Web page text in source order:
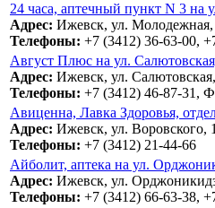
24 часа, аптечный пункт N 3 на
Адрес: Ижевск, ул. Молодежная,
Телефоны: +7 (3412) 36-63-00,
Август Плюс на ул.
Адрес: Ижевск, ул.
Телефоны: +7 (3412) 46-87-31,
Авиценна, Лавка Здоровья,
Адрес: Ижевск, ул. Воровского,
Телефоны: +7 (3412) 21-44-66
Айболит, аптека на ул.
Адрес: Ижевск, ул.
Телефоны: +7 (3412) 66-63-38,